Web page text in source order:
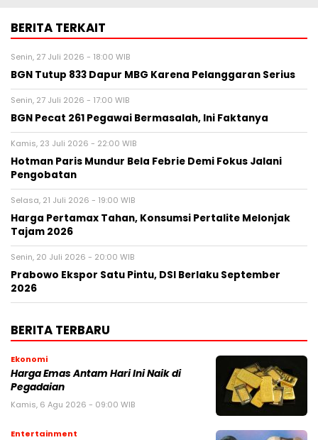
BERITA TERKAIT
Senin, 27 Juli 2026 - 18:00 WIB
BGN Tutup 833 Dapur MBG Karena Pelanggaran Serius
Senin, 27 Juli 2026 - 17:00 WIB
BGN Pecat 261 Pegawai Bermasalah, Ini Faktanya
Kamis, 23 Juli 2026 - 22:00 WIB
Hotman Paris Mundur Bela Febrie Demi Fokus Jalani
Pengobatan
Selasa, 21 Juli 2026 - 19:00 WIB
Harga Pertamax Tahan, Konsumsi Pertalite Melonjak
Tajam 2026
Senin, 20 Juli 2026 - 20:00 WIB
Prabowo Ekspor Satu Pintu, DSI Berlaku September
2026
BERITA TERBARU
Ekonomi
Harga Emas Antam Hari Ini Naik di
Pegadaian
Kamis, 6 Agu 2026 - 09:00 WIB
Entertainment